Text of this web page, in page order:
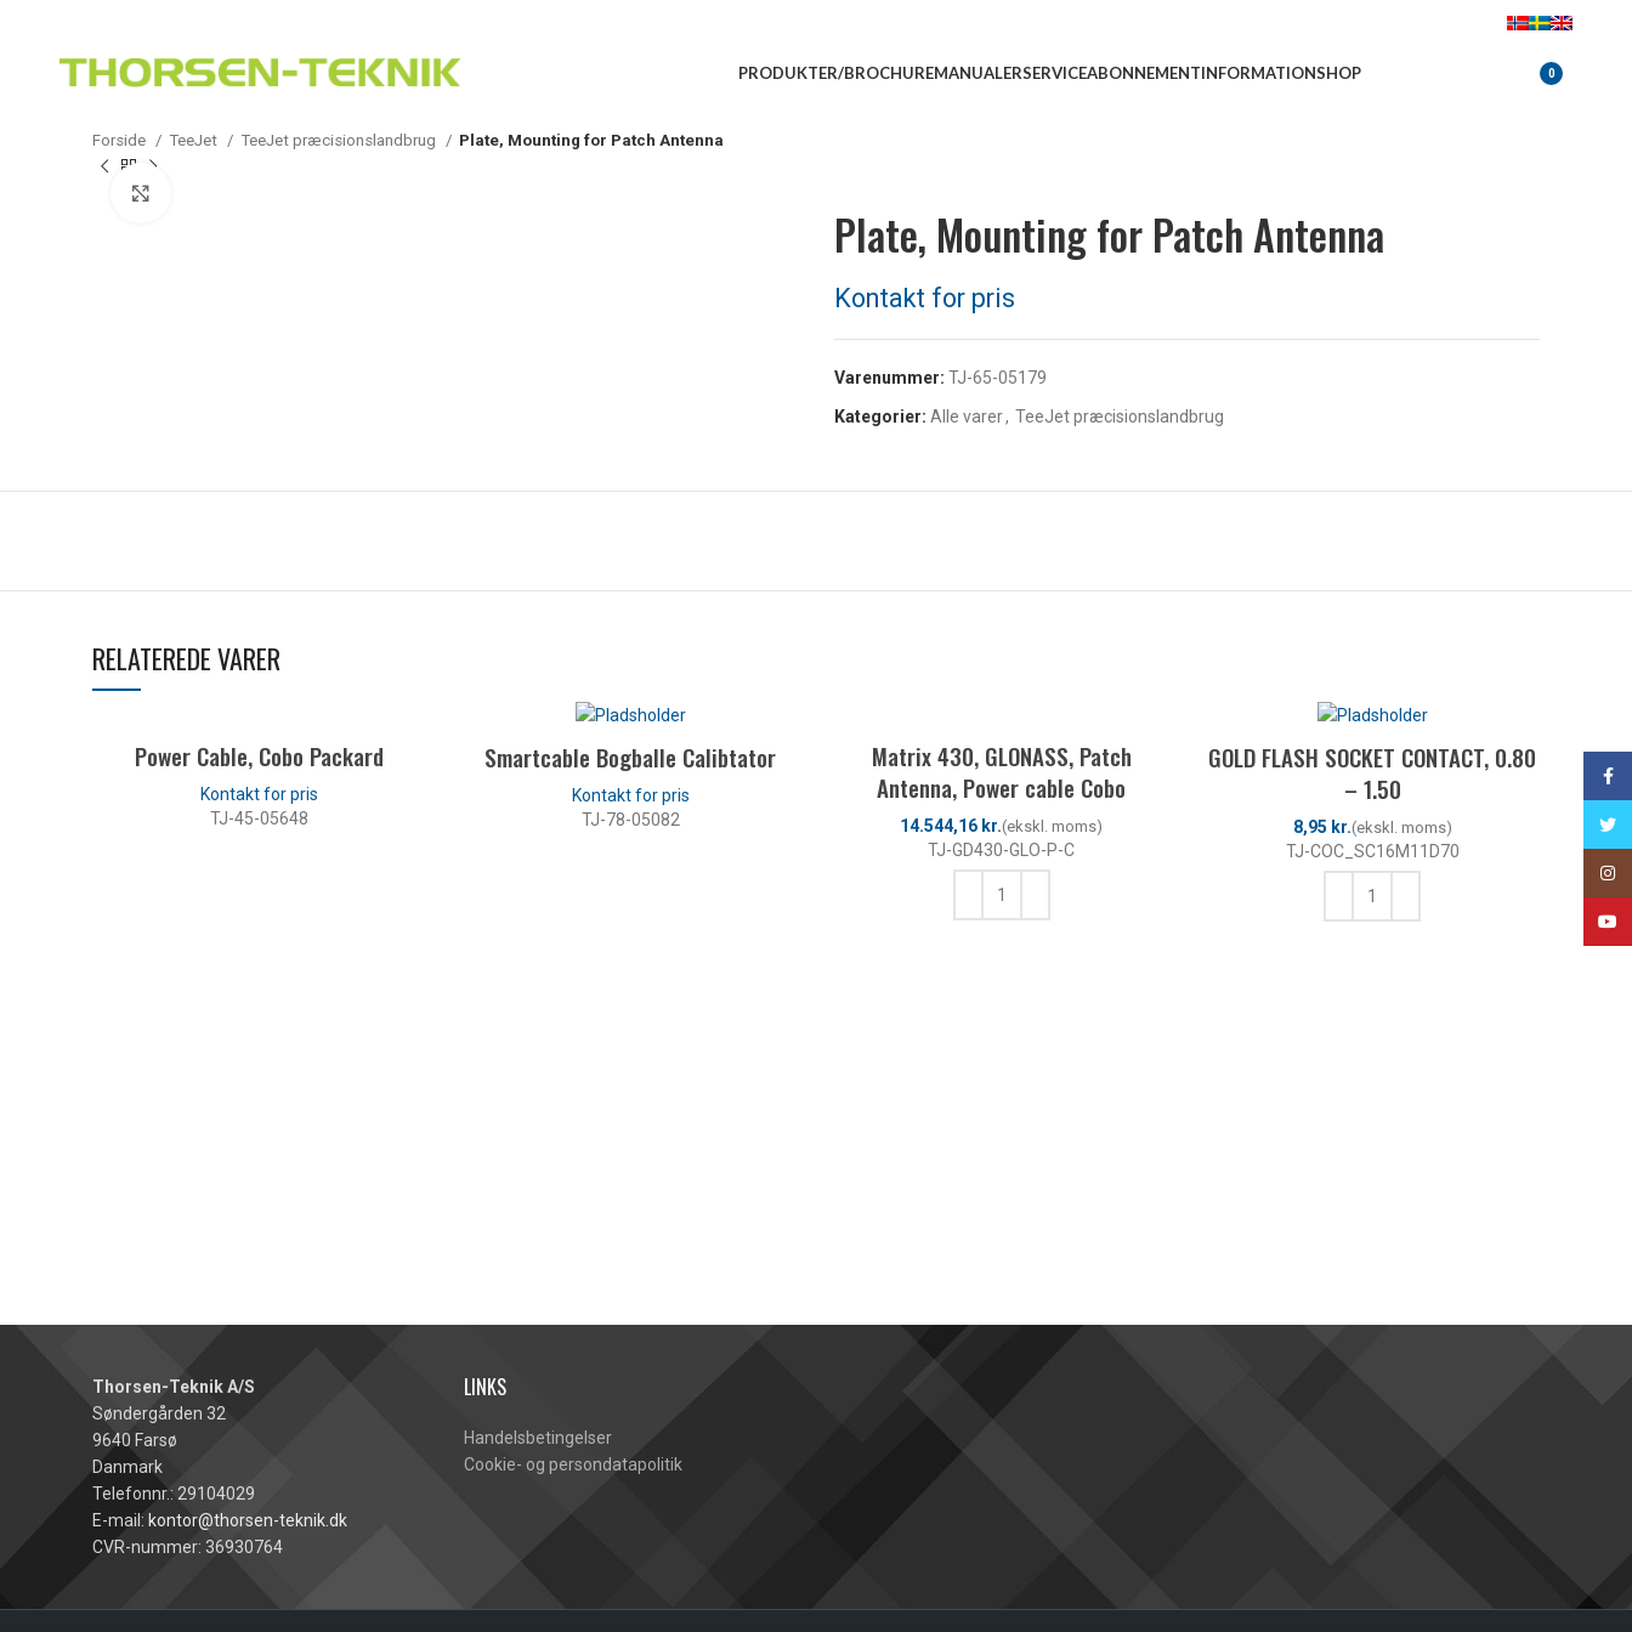
PRODUKTER/BROCHUREMANUALERSERVICEABONNEMENTINFORMATIONSHOP 0
Forside TeeJet TeeJet præcisionslandbrug Plate, Mounting for Patch Antenna
Plate, Mounting for Patch Antenna
Varenummer: TJ-65-05179
Kategorier: Alle varer, TeeJet præcisionslandbrug
RELATEREDE VARER
Power Cable, Cobo Packard
TJ-45-05648
Smartcable Bogballe Calibtator
TJ-78-05082
Matrix 430, GLONASS, Patch
Antenna, Power cable Cobo
kr.
TJ-GD430-GLO-P-C
GOLD FLASH SOCKET CONTACT, 0.80
– 1.50
kr.
TJ-COC_SC16M11D70
Thorsen-Teknik A/S
Søndergården 32
9640 Farsø
Danmark
Telefonnr.: 29104029
E-mail: kontor@thorsen-teknik.dk
CVR-nummer: 36930764
LINKS
Handelsbetingelser
Cookie- og persondatapolitik